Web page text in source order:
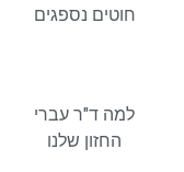
חוטים נספגים
למה ד"ר עברי
החזון שלנו